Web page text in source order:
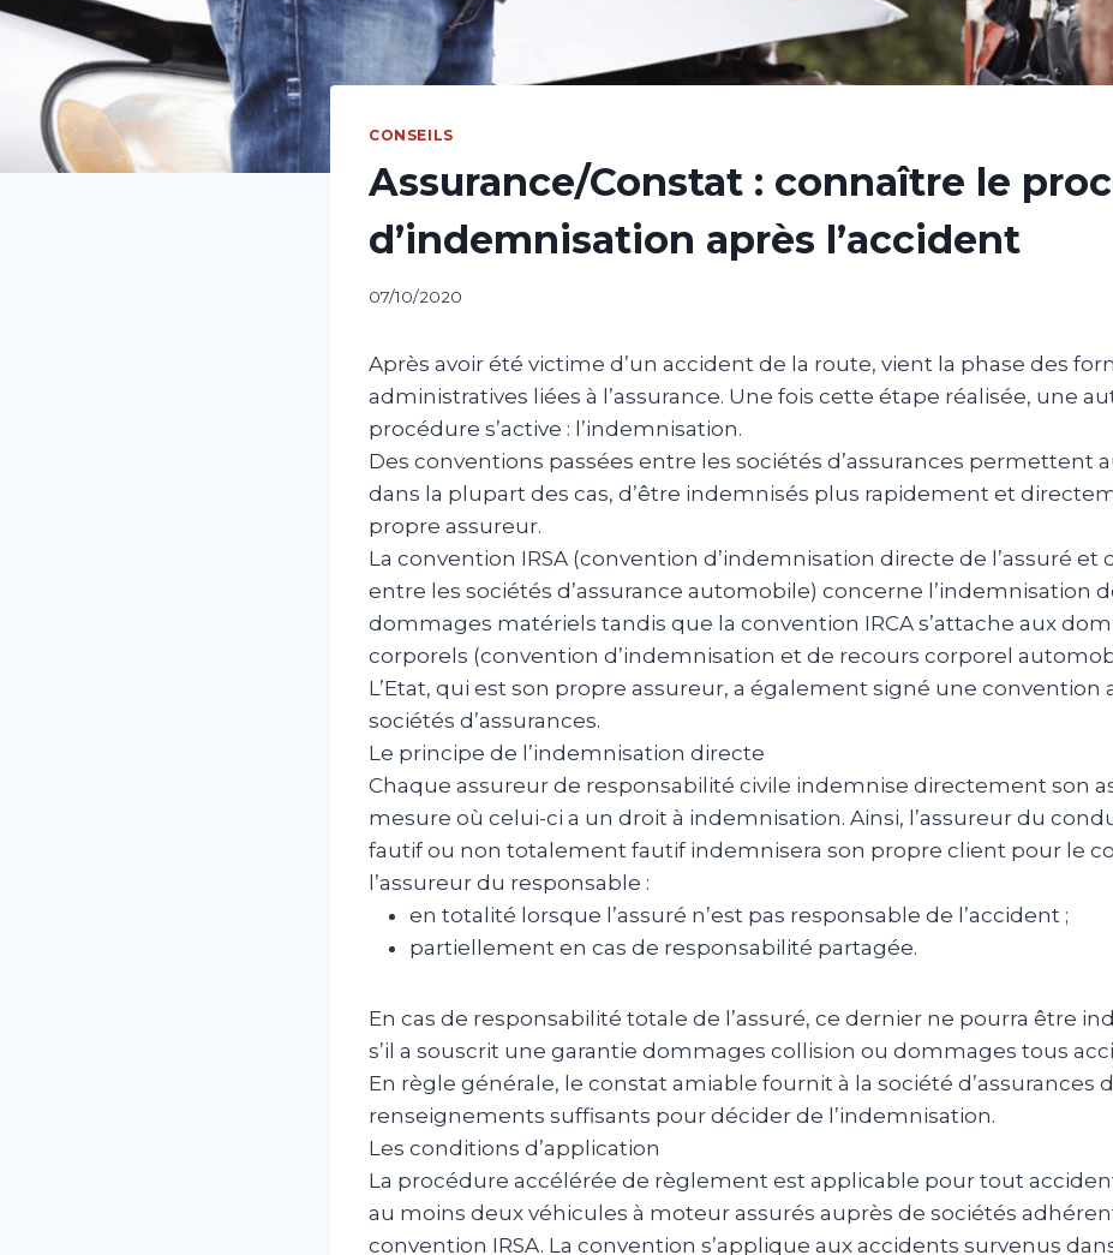
CONSEILS
Assurance/Constat : connaître le
d’indemnisation après l’accident
07/10/2020
Après avoir été victime d’un accident de la route, vient la phase des
administratives liées à l’assurance. Une fois cette étape réalisée, une
procédure s’active : l’indemnisation.
Des conventions passées entre les sociétés d’assurances permettent
dans la plupart des cas, d’être indemnisés plus rapidement et
propre assureur.
La convention IRSA (convention d’indemnisation directe de l’assuré et
entre les sociétés d’assurance automobile) concerne l’indemnisation
dommages matériels tandis que la convention IRCA s’attache aux
corporels (convention d’indemnisation et de recours corporel
L’Etat, qui est son propre assureur, a également signé une convention
sociétés d’assurances.
Le principe de l’indemnisation directe
Chaque assureur de responsabilité civile indemnise directement son
mesure où celui-ci a un droit à indemnisation. Ainsi, l’assureur du
fautif ou non totalement fautif indemnisera son propre client pour le
l’assureur du responsable :
en totalité lorsque l’assuré n’est pas responsable de l’accident ;
partiellement en cas de responsabilité partagée.
En cas de responsabilité totale de l’assuré, ce dernier ne pourra être
s’il a souscrit une garantie dommages collision ou dommages tous
En règle générale, le constat amiable fournit à la société d’assurances
renseignements suffisants pour décider de l’indemnisation.
Les conditions d’application
La procédure accélérée de règlement est applicable pour tout
au moins deux véhicules à moteur assurés auprès de sociétés
convention IRSA. La convention s’applique aux accidents survenus